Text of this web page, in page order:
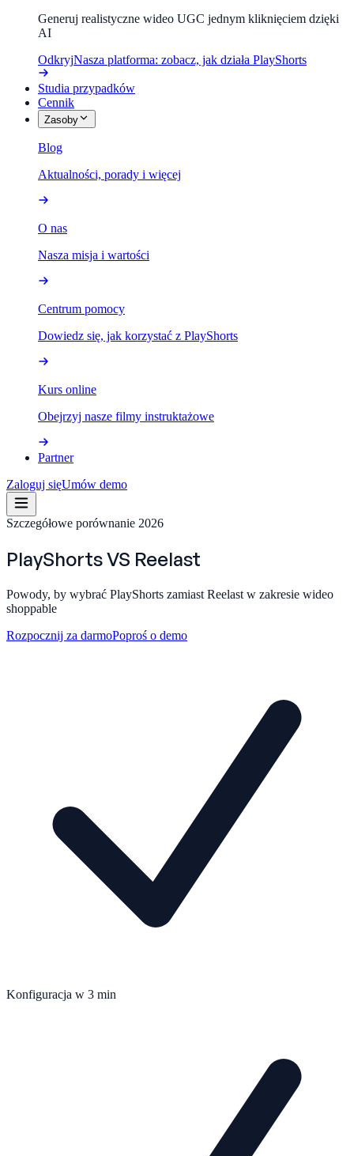
Generuj realistyczne wideo UGC jednym kliknięciem dzięki
AI
OdkryjNasza platforma: zobacz, jak działa PlayShorts
Studia przypadków
Cennik
Zasoby
Blog
Aktualności, porady i więcej
O nas
Nasza misja i wartości
Centrum pomocy
Dowiedz się, jak korzystać z PlayShorts
Kurs online
Obejrzyj nasze filmy instruktażowe
Partner
Zaloguj sięUmów demo
Szczegółowe porównanie 2026
PlayShortsVS Reelast
Powody, by wybrać PlayShorts zamiast Reelast w zakresie wideo
shoppable
Rozpocznij za darmoPoproś o demo
Konfiguracja w 3 min